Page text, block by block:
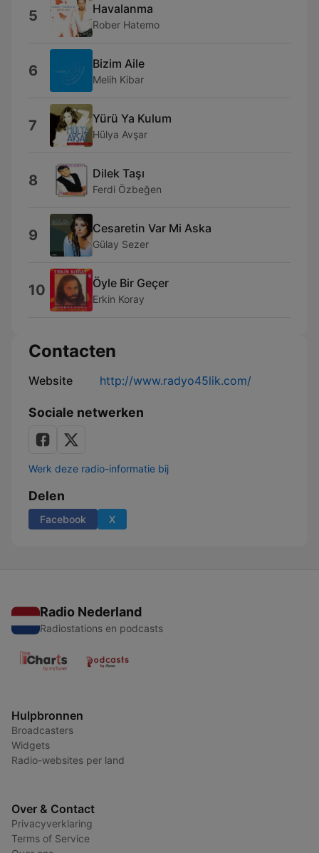
5 Havalanma
Rober Hatemo
6 Bizim Aile
Melih Kibar
7 Yürü Ya Kulum
Hülya Avşar
8 Dilek Taşı
Ferdi Özbeğen
9 Cesaretin Var Mi Aska
Gülay Sezer
10 Öyle Bir Geçer
Erkin Koray
Contacten
Website http://www.radyo45lik.com/
Sociale netwerken
Werk deze radio-informatie bij
Delen
Facebook X
Radio Nederland
Radiostations en podcasts
Hulpbronnen
Broadcasters
Widgets
Radio-websites per land
Over & Contact
Privacyverklaring
Terms of Service